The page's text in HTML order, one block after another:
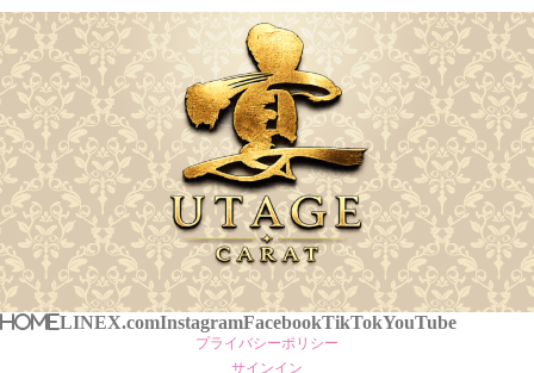
HOMELINEX.comInstagramFacebookTikTokYouTube
プライバシーポリシー
サインイン